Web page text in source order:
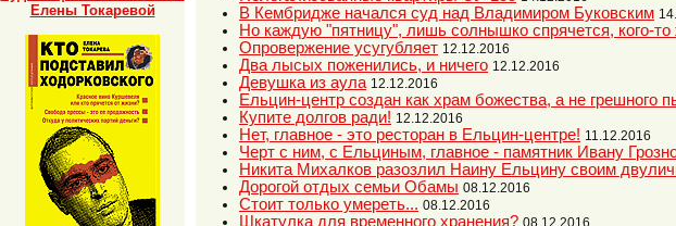
В Кембридже начался суд над Владимиром Буковским
Но каждую "пятницу", лишь солнышко спрячется, кого-
Опровержение усугубляет 12.12.2016
Два лысых поженились, и ничего 12.12.2016
Девушка из аула 12.12.2016
Ельцин-центр создан как храм божества, а не грешного
Купите долгов ради! 12.12.2016
Нет, главное - это ресторан в Ельцин-центре! 11.12.2016
Черт с ним, с Ельциным, главное - памятник Ивану
Никита Михалков разозлил Наину Ельцину своим
Дорогой отдых семьи Обамы 08.12.2016
Стоит только умереть... 08.12.2016
Шкатулка для временного хранения? 08.12.2016
Елены Токаревой